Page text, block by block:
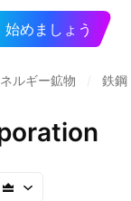
始めましょう
ルギー鉱物 鉄鋼